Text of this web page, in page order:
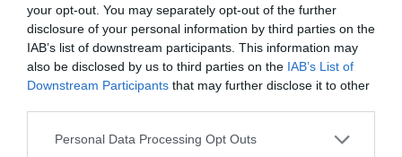
your opt-out. You may separately opt-out of the further
disclosure of your personal information by third parties on the
IAB’s list of downstream participants. This information may
also be disclosed by us to third parties on the IAB’s List of
Downstream Participants that may further disclose it to other
Please note that this website/app uses one or more Google
Personal Data Processing Opt Outs